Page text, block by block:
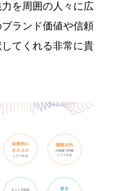
を周囲の人々に広
ランド価値や信頼
てくれる非常に貴